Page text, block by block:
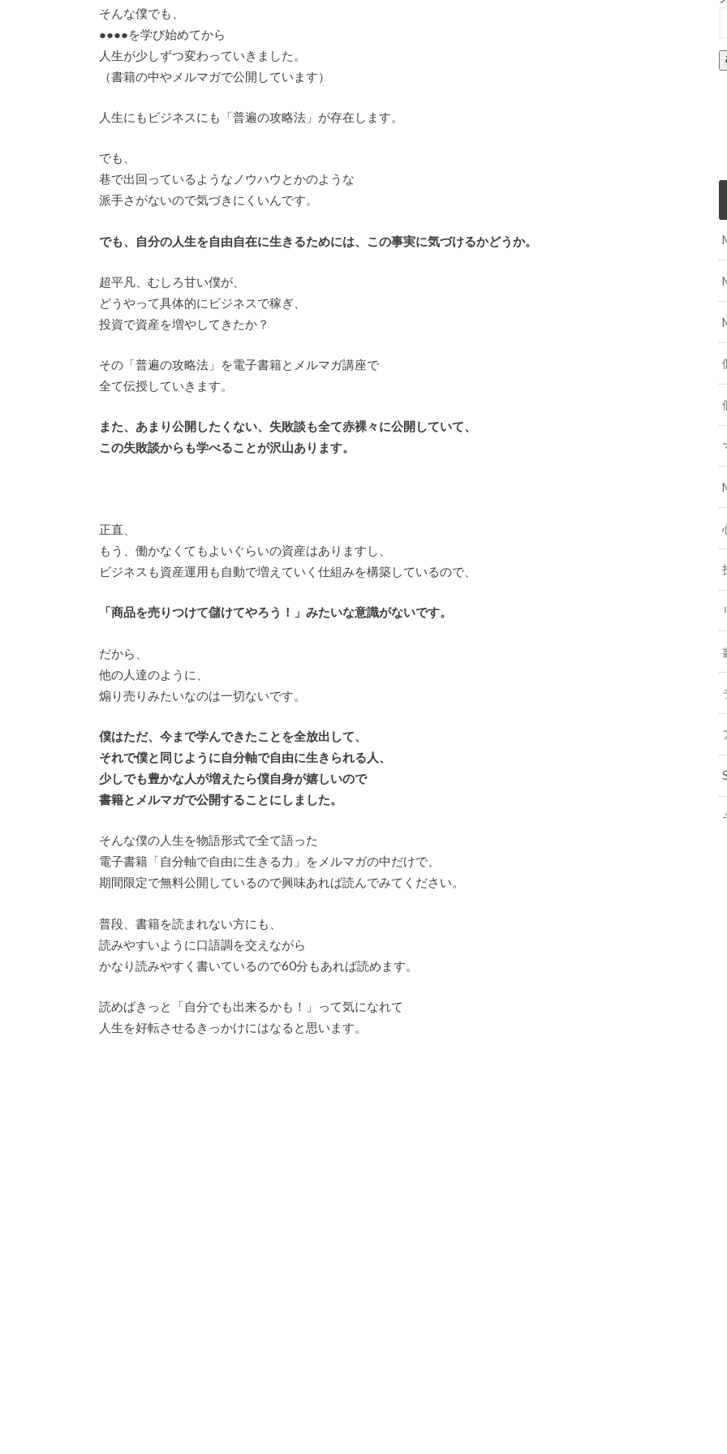
そんな僕でも、
●●●●を学び始めてから
人生が少しずつ変わっていきました。
（書籍の中やメルマガで公開しています）
人生にもビジネスにも「普遍の攻略法」が存在します。
でも、
巷で出回っているようなノウハウとかのような
派手さがないので気づきにくいんです。
でも、自分の人生を自由自在に生きるためには、この事実に気づけるかどうか。
超平凡、むしろ甘い僕が、
どうやって具体的にビジネスで稼ぎ、
投資で資産を増やしてきたか？
その「普遍の攻略法」を電子書籍とメルマガ講座で
全て伝授していきます。
また、あまり公開したくない、失敗談も全て赤裸々に公開していて、
この失敗談からも学べることが沢山あります。
正直、
もう、働かなくてもよいぐらいの資産はありますし、
ビジネスも資産運用も自動で増えていく仕組みを構築しているので、
「商品を売りつけて儲けてやろう！」みたいな意識がないです。
だから、
他の人達のように、
煽り売りみたいなのは一切ないです。
僕はただ、今まで学んできたことを全放出して、
それで僕と同じように自分軸で自由に生きられる人、
少しでも豊かな人が増えたら僕自身が嬉しいので
書籍とメルマガで公開することにしました。
そんな僕の人生を物語形式で全て語った
電子書籍「自分軸で自由に生きる力」をメルマガの中だけで、
期間限定で無料公開しているので興味あれば読んでみてください。
普段、書籍を読まれない方にも、
読みやすいように口語調を交えながら
かなり読みやすく書いているので60分もあれば読めます。
読めばきっと「自分でも出来るかも！」って気になれて
人生を好転させるきっかけにはなると思います。